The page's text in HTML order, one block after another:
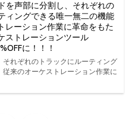
を声部に分割し、それぞれの
ィングできる唯一無二の機能
レーション作業に革命をもた
ストレーションツール
に！！！
れぞれのトラックにルーティング
来のオーケストレーション作業に